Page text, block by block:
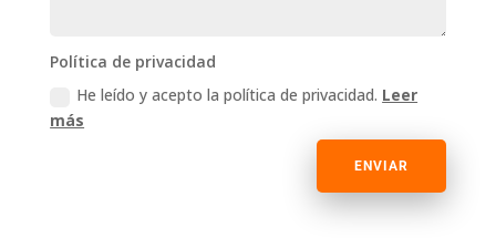
Política de privacidad
He leído y acepto la política de privacidad. Leer
más
ENVIAR